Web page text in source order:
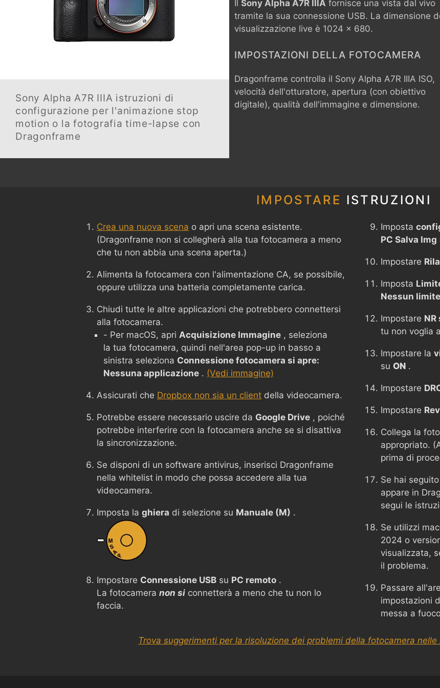
Sony Alpha A7R IIIA istruzioni di
configurazione per l'animazione stop
motion o la fotografia time-lapse con
Dragonframe
Il Sony Alpha A7R IIIA fornisce una vista dal vivo
tramite la sua connessione USB. La dimensione
visualizzazione live è 1024 x 680.
IMPOSTAZIONI DELLA FOTOCAMERA
Dragonframe controlla il Sony Alpha A7R IIIA ISO,
velocità dell'otturatore, apertura (con obiettivo
digitale), qualità dell'immagine e dimensione.
IMPOSTARE ISTRUZIONI
Crea una nuova scena o apri una scena esistente.
(Dragonframe non si collegherà alla tua fotocamera a meno
che tu non abbia una scena aperta.)
Alimenta la fotocamera con l'alimentazione CA, se possibile,
oppure utilizza una batteria completamente carica.
Chiudi tutte le altre applicazioni che potrebbero connettersi
alla fotocamera.
- Per macOS, apri Acquisizione Immagine , seleziona
la tua fotocamera, quindi nell'area pop-up in basso a
sinistra seleziona Connessione fotocamera si apre:
Nessuna applicazione . (Vedi immagine)
Assicurati che Dropbox non sia un client della videocamera.
Potrebbe essere necessario uscire da Google Drive , poiché
potrebbe interferire con la fotocamera anche se si disattiva
la sincronizzazione.
Se disponi di un software antivirus, inserisci Dragonframe
nella whitelist in modo che possa accedere alla tua
videocamera.
Imposta la ghiera di selezione su Manuale (M) .
Impostare Connessione USB su PC remoto .
La fotocamera non si connetterà a meno che tu non lo
faccia.
Imposta
PC Salva Img
Impostare
Imposta
Nessun limite
Impostare
tu non voglia
Impostare la
su ON .
Impostare
Impostare
Collega la
appropriato.
prima di
Se hai seguito
appare in
segui le
Se utilizzi
2024 o
visualizzata,
il problema.
Passare
impostazioni
messa a
Trova suggerimenti per la risoluzione dei problemi della fotocamera